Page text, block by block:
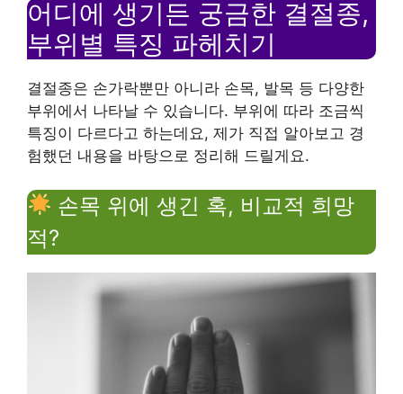
어디에 생기든 궁금한 결절종,
부위별 특징 파헤치기
결절종은 손가락뿐만 아니라 손목, 발목 등 다양한
부위에서 나타날 수 있습니다. 부위에 따라 조금씩
특징이 다르다고 하는데요, 제가 직접 알아보고 경
험했던 내용을 바탕으로 정리해 드릴게요.
손목 위에 생긴 혹, 비교적 희망
적?